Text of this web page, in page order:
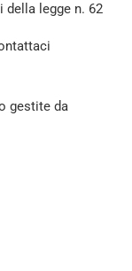
legge n. 62
gestite da